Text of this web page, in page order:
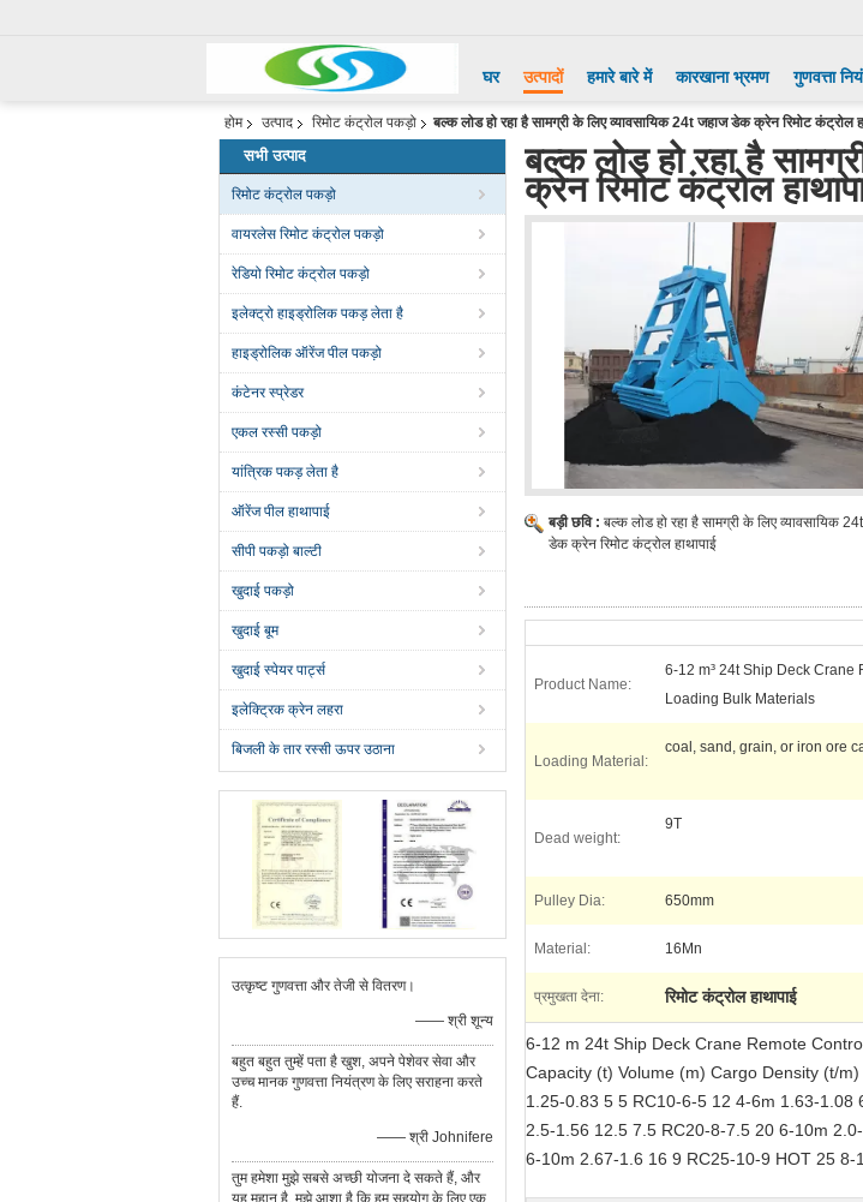
घर उत्पादों हमारे बारे में कारखाना भ्रमण गुणवत्ता
होम उत्पाद रिमोट कंट्रोल पकड़ो बल्क लोड हो रहा है सामग्री के लिए व्यावसायिक 24t जहाज डेक क्रेन रिमोट कंट्रोल
सभी उत्पाद
रिमोट कंट्रोल पकड़ो
वायरलेस रिमोट कंट्रोल पकड़ो
रेडियो रिमोट कंट्रोल पकड़ो
इलेक्ट्रो हाइड्रोलिक पकड़ लेता है
हाइड्रोलिक ऑरेंज पील पकड़ो
कंटेनर स्प्रेडर
एकल रस्सी पकड़ो
यांत्रिक पकड़ लेता है
ऑरेंज पील हाथापाई
सीपी पकड़ो बाल्टी
खुदाई पकड़ो
खुदाई बूम
खुदाई स्पेयर पार्ट्स
इलेक्ट्रिक क्रेन लहरा
बिजली के तार रस्सी ऊपर उठाना
उत्कृष्ट गुणवत्ता और तेजी से वितरण।
—— श्री शून्य
बहुत बहुत तुम्हें पता है खुश, अपने पेशेवर सेवा और
उच्च मानक गुणवत्ता नियंत्रण के लिए सराहना करते
हैं.
—— श्री Johnifere
तुम हमेशा मुझे सबसे अच्छी योजना दे सकते हैं, और
यह महान है, मुझे आशा है कि हम सहयोग के लिए एक
बल्क लोड हो रहा है
क्रेन रिमोट कंट्रोल
बड़ी छवि : बल्क लोड हो रहा है सामग्री के लिए व्यावसायिक
डेक क्रेन रिमोट कंट्रोल हाथापाई
Product Name:
6-12 m³ 24t Ship Deck Crane
Loading Bulk Materials
Loading Material:
coal, sand, grain, or iron ore
Dead weight:
9T
Pulley Dia: 650mm
Material: 16Mn
प्रमुखता देना: रिमोट कंट्रोल हाथापाई
6-12 m 24t Ship Deck Crane Remote
Capacity (t) Volume (m) Cargo Density (t/
1.25-0.83 5 5 RC10-6-5 12 4-6m 1.63-
2.5-1.56 12.5 7.5 RC20-8-7.5 20 6-10m
6-10m 2.67-1.6 16 9 RC25-10-9 HOT 25